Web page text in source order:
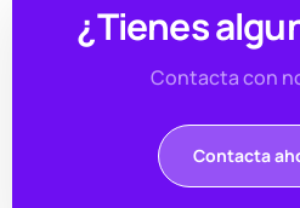
¿Tienes
Contacta con
Contacta